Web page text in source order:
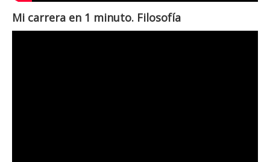
Mi carrera en 1 minuto. Filosofía